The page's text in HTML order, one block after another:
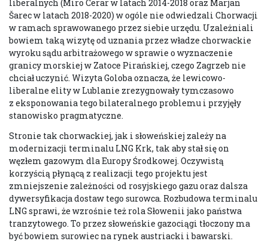
liberalnych (Miro Cerar w latach 2014-2018 oraz Marjan
Šarec w latach 2018-2020) w ogóle nie odwiedzali Chorwacji
w ramach sprawowanego przez siebie urzędu. Uzależniali
bowiem taką wizytę od uznania przez władze chorwackie
wyroku sądu arbitrażowego w sprawie o wyznaczenie
granicy morskiej w Zatoce Pirańskiej, czego Zagrzeb nie
chciał uczynić. Wizyta Goloba oznacza, że lewicowo-
liberalne elity w Lublanie zrezygnowały tymczasowo
z eksponowania tego bilateralnego problemu i przyjęły
stanowisko pragmatyczne.
Stronie tak chorwackiej, jak i słoweńskiej zależy na
modernizacji terminalu LNG Krk, tak aby stał się on
węzłem gazowym dla Europy Środkowej. Oczywistą
korzyścią płynącą z realizacji tego projektu jest
zmniejszenie zależności od rosyjskiego gazu oraz dalsza
dywersyfikacja dostaw tego surowca. Rozbudowa terminalu
LNG sprawi, że wzrośnie też rola Słowenii jako państwa
tranzytowego. To przez słoweńskie gazociągi tłoczony ma
być bowiem surowiec na rynek austriacki i bawarski.